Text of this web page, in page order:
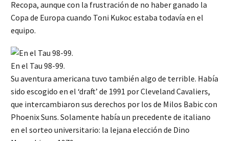
Recopa, aunque con la frustración de no haber ganado la
Copa de Europa cuando Toni Kukoc estaba todavía en el
equipo.
En el Tau 98-99.
Su aventura americana tuvo también algo de terrible. Había
sido escogido en el ‘draft’ de 1991 por Cleveland Cavaliers,
que intercambiaron sus derechos por los de Milos Babic con
Phoenix Suns. Solamente había un precedente de italiano
en el sorteo universitario: la lejana elección de Dino